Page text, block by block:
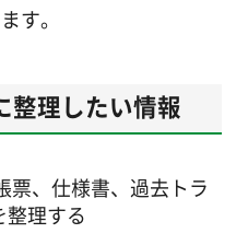
す。
整理したい情報
票、仕様書、過去トラ
整理する